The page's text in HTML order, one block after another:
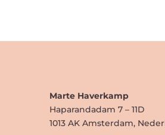
Marte Haverkamp
Haparandadam 7 – 11D
1013 AK Amsterdam,